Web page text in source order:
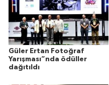
Güler Ertan Fotoğraf
Yarışması”nda ödüller
dağıtıldı